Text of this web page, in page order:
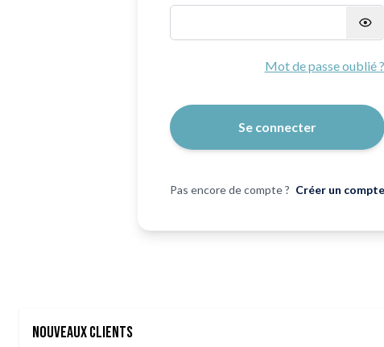
Mot de passe oublié ?
Se connecter
Pas encore de compte ? Créer un compte
Nouveaux clients